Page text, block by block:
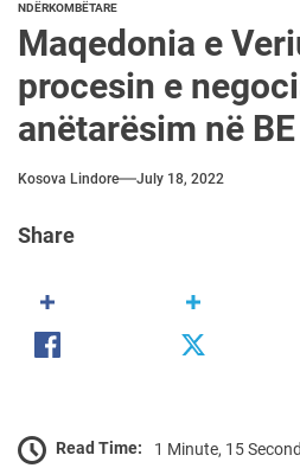
NDËRKOMBËTARE
Maqedonia e
procesin e
anëtarësim në BE
Kosova Lindore July 18, 2022
Share
Read Time: 1 Minute, 15 Second